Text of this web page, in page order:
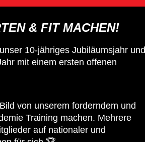
& FIT MACHEN!
10-jähriges Jubiläumsjahr und
mit einem ersten offenen
von unserem forderndem und
Training machen. Mehrere
auf nationaler und